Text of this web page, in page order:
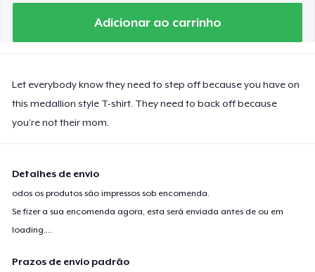
Adicionar ao carrinho
Let everybody know they need to step off because you have on
this medallion style T-shirt. They need to back off because
you’re not their mom.
Detalhes de envio
odos os produtos são impressos sob encomenda.
Se fizer a sua encomenda agora, esta será enviada antes de ou em
loading....
Prazos de envio padrão